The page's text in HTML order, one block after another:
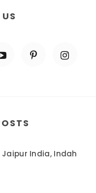
Jaipur India, Indah